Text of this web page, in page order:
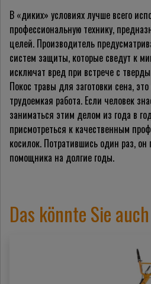
В «диких» условиях лучше всего
профессиональную технику,
целей. Производитель
систем защиты, которые сведут к
исключат вред при встрече с
Покос травы для заготовки сена,
трудоемкая работа. Если человек
заниматься этим делом из года в
присмотреться к качественным
косилок. Потратившись один раз, он
помощника на долгие годы.
Das könnte Sie